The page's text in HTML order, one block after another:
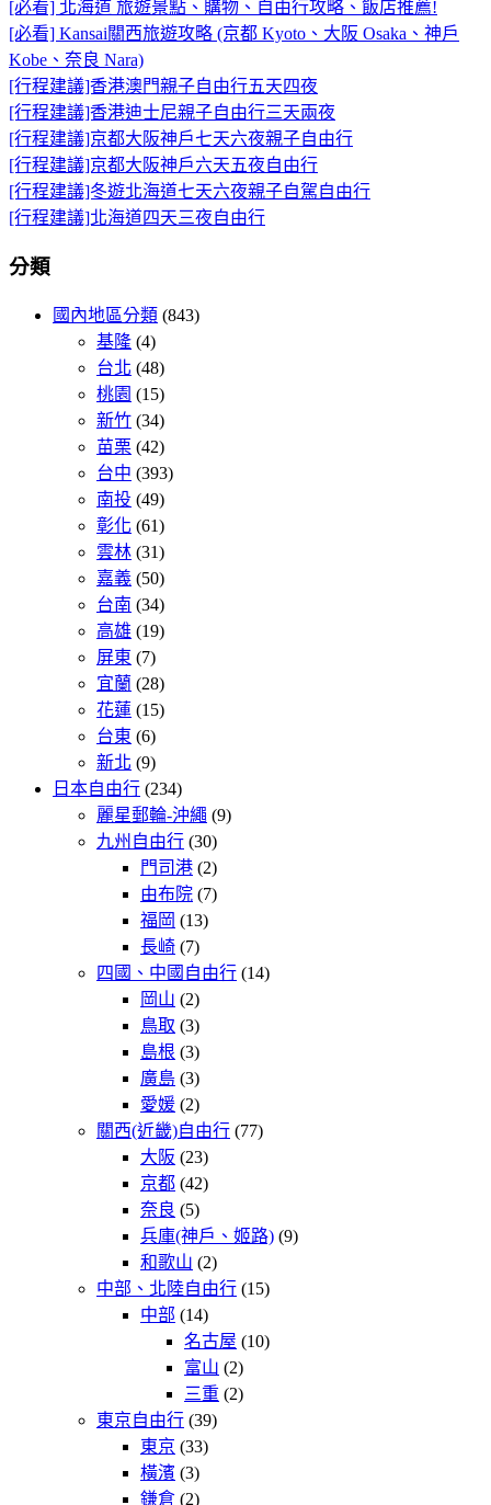
[必看] 北海道 旅遊景點、購物、自由行攻略、飯店推薦!
[必看] Kansai關西旅遊攻略 (京都 Kyoto、大阪 Osaka、神戶
Kobe、奈良 Nara)
[行程建議]香港澳門親子自由行五天四夜
[行程建議]香港迪士尼親子自由行三天兩夜
[行程建議]京都大阪神戶七天六夜親子自由行
[行程建議]京都大阪神戶六天五夜自由行
[行程建議]冬遊北海道七天六夜親子自駕自由行
[行程建議]北海道四天三夜自由行
分類
國內地區分類 (843)
基隆 (4)
台北 (48)
桃園 (15)
新竹 (34)
苗栗 (42)
台中 (393)
南投 (49)
彰化 (61)
雲林 (31)
嘉義 (50)
台南 (34)
高雄 (19)
屏東 (7)
宜蘭 (28)
花蓮 (15)
台東 (6)
新北 (9)
日本自由行 (234)
麗星郵輪-沖繩 (9)
九州自由行 (30)
門司港 (2)
由布院 (7)
福岡 (13)
長崎 (7)
四國、中國自由行 (14)
岡山 (2)
鳥取 (3)
島根 (3)
廣島 (3)
愛媛 (2)
關西(近畿)自由行 (77)
大阪 (23)
京都 (42)
奈良 (5)
兵庫(神戶、姬路) (9)
和歌山 (2)
中部、北陸自由行 (15)
中部 (14)
名古屋 (10)
富山 (2)
三重 (2)
東京自由行 (39)
東京 (33)
橫濱 (3)
鎌倉 (2)